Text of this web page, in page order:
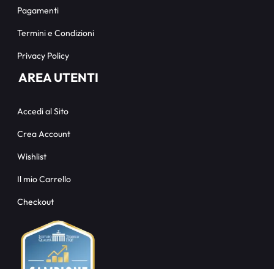
Pagamenti
Termini e Condizioni
Privacy Policy
AREA UTENTI
Accedi al Sito
Crea Account
Wishlist
Il mio Carrello
Checkout